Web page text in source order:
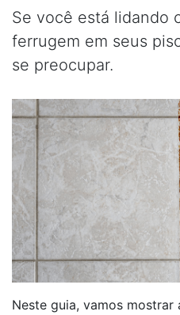
Se você está lidando
ferrugem em seus
se preocupar.
Neste guia, vamos